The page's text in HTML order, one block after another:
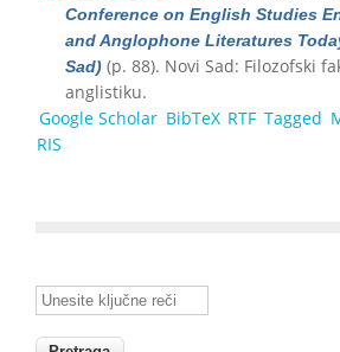
Conference on English Studies
and Anglophone Literatures
Sad) (p. 88). Novi Sad: Filozofski
anglistiku.
Google Scholar BibTeX RTF Tagged
RIS
Unesite ključne reči